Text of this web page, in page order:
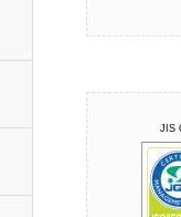
JIS